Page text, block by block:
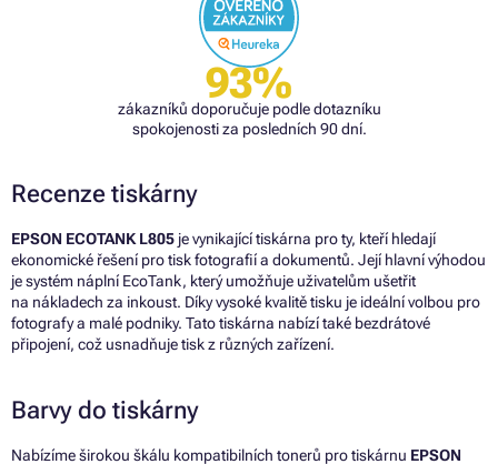
93%
zákazníků doporučuje podle dotazníku
spokojenosti za posledních 90 dní.
Recenze tiskárny
EPSON ECOTANK L805 je vynikající tiskárna pro ty, kteří hledají
ekonomické řešení pro tisk fotografií a dokumentů. Její hlavní výhodou
je systém náplní EcoTank, který umožňuje uživatelům ušetřit
na nákladech za inkoust. Díky vysoké kvalitě tisku je ideální volbou pro
fotografy a malé podniky. Tato tiskárna nabízí také bezdrátové
připojení, což usnadňuje tisk z různých zařízení.
Barvy do tiskárny
Nabízíme širokou škálu kompatibilních tonerů pro tiskárnu EPSON